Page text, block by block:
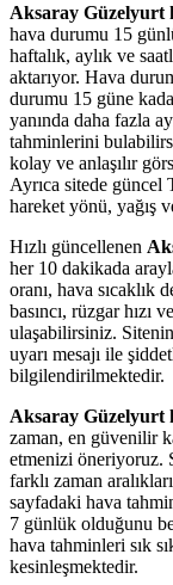
Aksaray Güzelyurt
hava durumu 15
haftalık, aylık ve
aktarıyor. Hava
durumu 15 güne
yanında daha fazla
tahminlerini
kolay ve anlaşılır
Ayrıca sitede
hareket yönü, yağış
Hızlı güncellenen
her 10 dakikada
oranı, hava sıcaklık
basıncı, rüzgar hızı
ulaşabilirsiniz.
uyarı mesajı ile
bilgilendirilmektedir.
Aksaray Güzelyurt
zaman, en güvenilir
etmenizi öneriyoruz.
farklı zaman
sayfadaki hava
7 günlük olduğunu
hava tahminleri sık
kesinleşmektedir.